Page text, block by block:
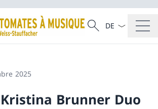
Recherche
Recherche
La langue
2025
Brunner Duo